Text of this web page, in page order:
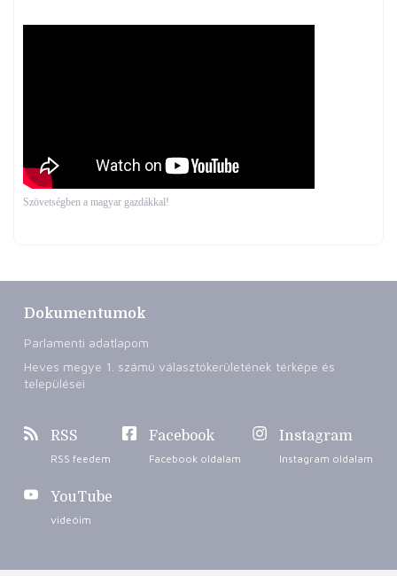
Szövetségben a magyar gazdákkal!
Dokumentumok
Parlamenti adatlapom
Heves megye 1. számú választókerületének térképe és
települései
RSS
RSS feedem
Facebook
Facebook oldalam
Instagram
Instagram oldalam
YouTube
videóim